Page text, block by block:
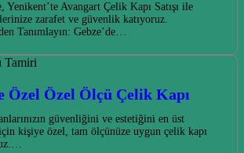
Yenikent’te Avangart Çelik Kapı Satışı ile
zarafet ve güvenlik katıyoruz.
Tanımlayın: Gebze’de…
Özel Özel Ölçü Çelik Kapı
güvenliğini ve estetiğini en üst
kişiye özel, tam ölçünüze uygun çelik kapı